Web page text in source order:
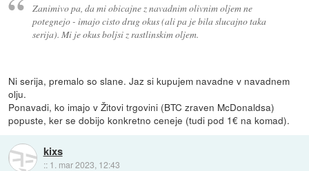
Zanimivo pa, da mi obicajne z navadnim olivnim oljem ne
potegnejo - imajo cisto drug okus (ali pa je bila slucajno taka
serija). Mi je okus boljsi z rastlinskim oljem.
Ni serija, premalo so slane. Jaz si kupujem navadne v navadnem
olju.
Ponavadi, ko imajo v Žitovi trgovini (BTC zraven McDonaldsa)
popuste, ker se dobijo konkretno ceneje (tudi pod 1€ na komad).
kixs
:: 1. mar 2023, 12:43